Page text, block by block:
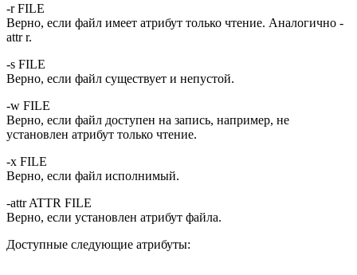
-r FILE
Верно, если файл имеет атрибут только чтение. Аналогично -
attr r.
-s FILE
Верно, если файл существует и непустой.
-w FILE
Верно, если файл доступен на запись, например, не
установлен атрибут только чтение.
-x FILE
Верно, если файл исполнимый.
-attr ATTR FILE
Верно, если установлен атрибут файла.
Доступные следующие атрибуты: